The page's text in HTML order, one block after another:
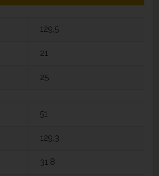
129,5
21
25
51
129,3
31,8